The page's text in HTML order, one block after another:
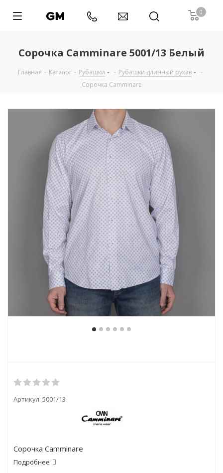
0
Сорочка Camminare 5001/13 Белый
Главная - Каталог - Рубашки - Рубашки длинный рукав
-
Сорочка Camminare
Артикул: 5001/13
Сорочка Camminare
Подробнее